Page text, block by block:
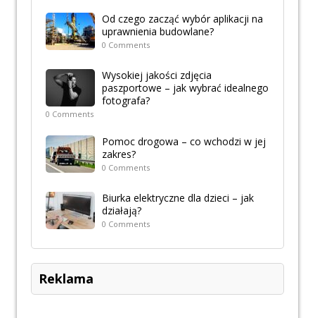
Od czego zacząć wybór aplikacji na
uprawnienia budowlane?
0 Comments
Wysokiej jakości zdjęcia
paszportowe – jak wybrać idealnego
fotografa?
0 Comments
Pomoc drogowa – co wchodzi w jej
zakres?
0 Comments
Biurka elektryczne dla dzieci – jak
działają?
0 Comments
Reklama